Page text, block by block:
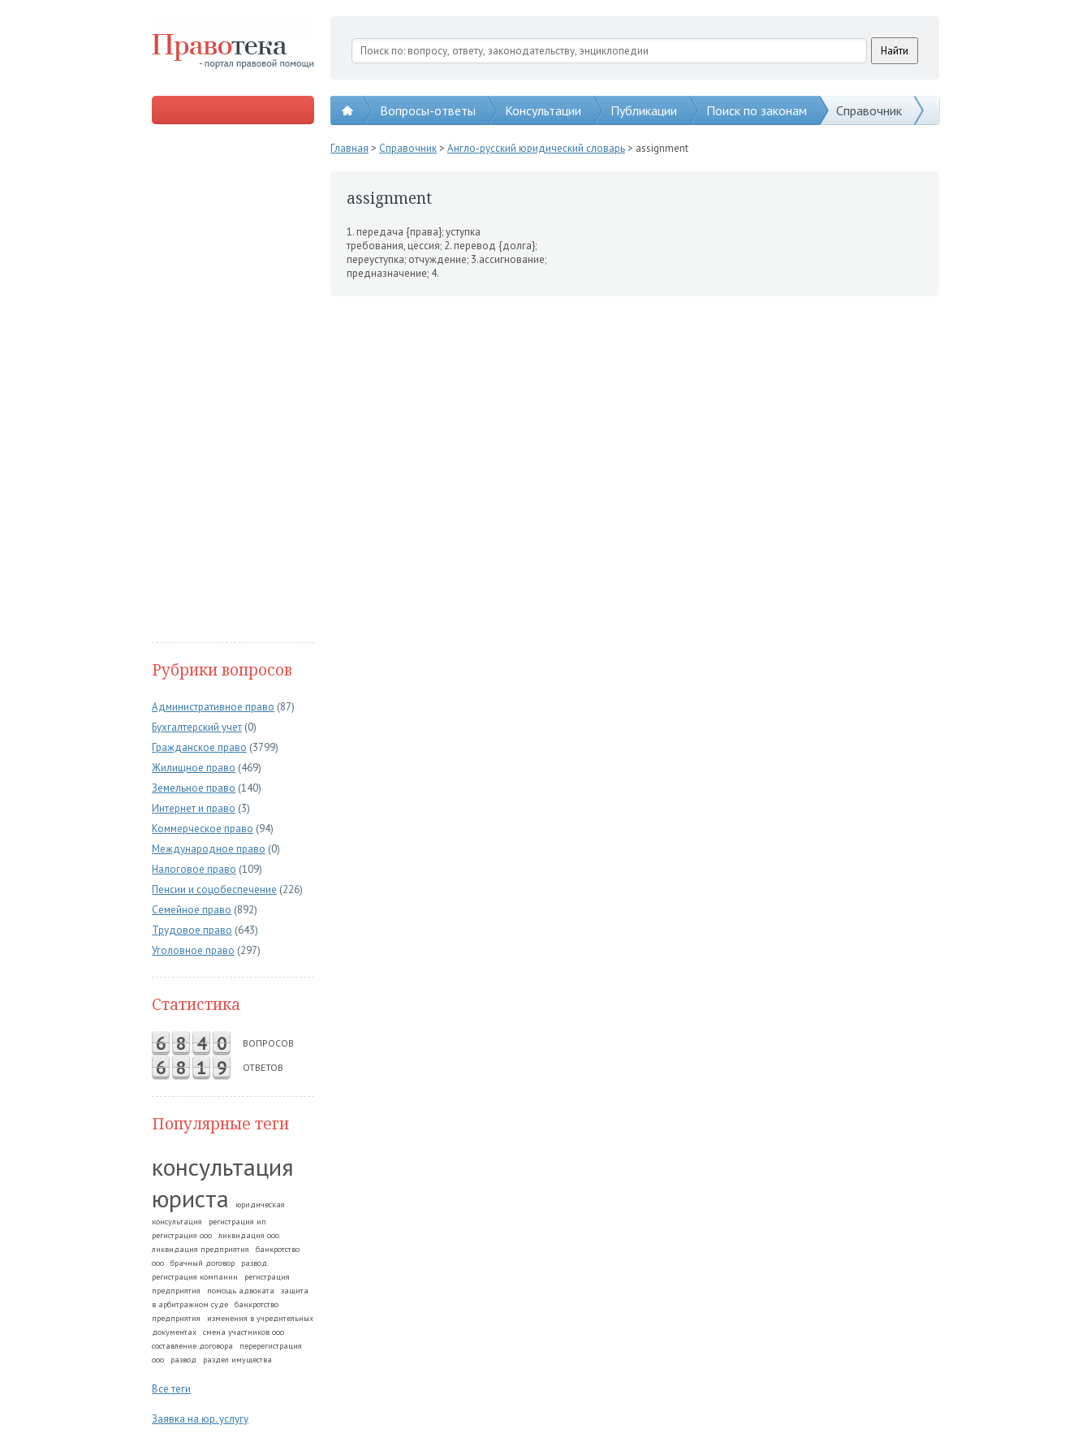
Вопросы-ответы Консультации Публикации Поиск по законам Справочник
Рубрики вопросов
Административное право (87)
Бухгалтерский учет (0)
Гражданское право (3799)
Жилищное право (469)
Земельное право (140)
Интернет и право (3)
Коммерческое право (94)
Международное право (0)
Налоговое право (109)
Пенсии и соцобеспечение (226)
Семейное право (892)
Трудовое право (643)
Уголовное право (297)
Статистика
6 8 4 0 ВОПРОСОВ
6 8 1 9 ОТВЕТОВ
Популярные теги
консультация
юриста
юридическая
консультация
регистрация ип
регистрация ооо
ликвидация ооо
ликвидация предприятия
банкротство
ооо
брачный договор
развод.
регистрация компании
регистрация
предприятия
помощь адвоката
защита
в арбитражном суде
банкротство
предприятия
изменения в учредительных
документах
смена участников ооо
составление договора
перерегистрация
ооо
развод раздел имущества
Все теги
Заявка на юр. услугу
Главная > Справочник> Англо-русский юридический словарь> assignment
assignment
1. передача {права}; уступ­ка
требования, цессия; 2. перевод {долга};
переуступка; отчуждение; 3.ассигнование;
предназначение; 4.